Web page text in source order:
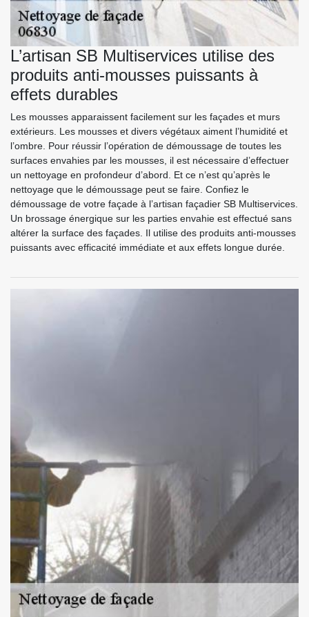
L’artisan SB Multiservices utilise des
produits anti-mousses puissants à
effets durables
Les mousses apparaissent facilement sur les façades et murs
extérieurs. Les mousses et divers végétaux aiment l’humidité et
l’ombre. Pour réussir l’opération de démoussage de toutes les
surfaces envahies par les mousses, il est nécessaire d’effectuer
un nettoyage en profondeur d’abord. Et ce n’est qu’après le
nettoyage que le démoussage peut se faire. Confiez le
démoussage de votre façade à l’artisan façadier SB Multiservices.
Un brossage énergique sur les parties envahie est effectué sans
altérer la surface des façades. Il utilise des produits anti-mousses
puissants avec efficacité immédiate et aux effets longue durée.